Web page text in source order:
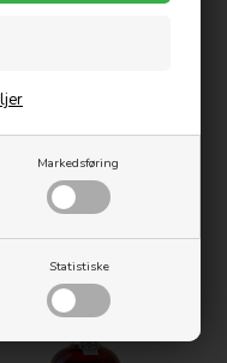
Markedsføring
Statistiske
Guld sekt vin, 1,5 l. i
Gaveæske